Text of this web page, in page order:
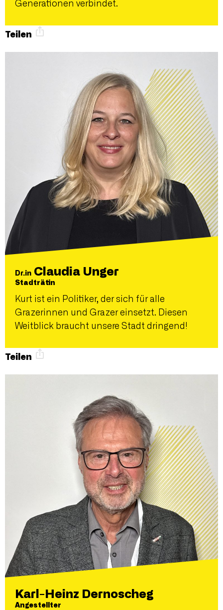
Generationen verbindet.
Teilen
Dr.in Claudia Unger
Stadträtin
Kurt ist ein Politiker, der sich für alle
Grazerinnen und Grazer einsetzt. Diesen
Weitblick braucht unsere Stadt dringend!
Teilen
Karl-Heinz Dernoscheg
Angestellter